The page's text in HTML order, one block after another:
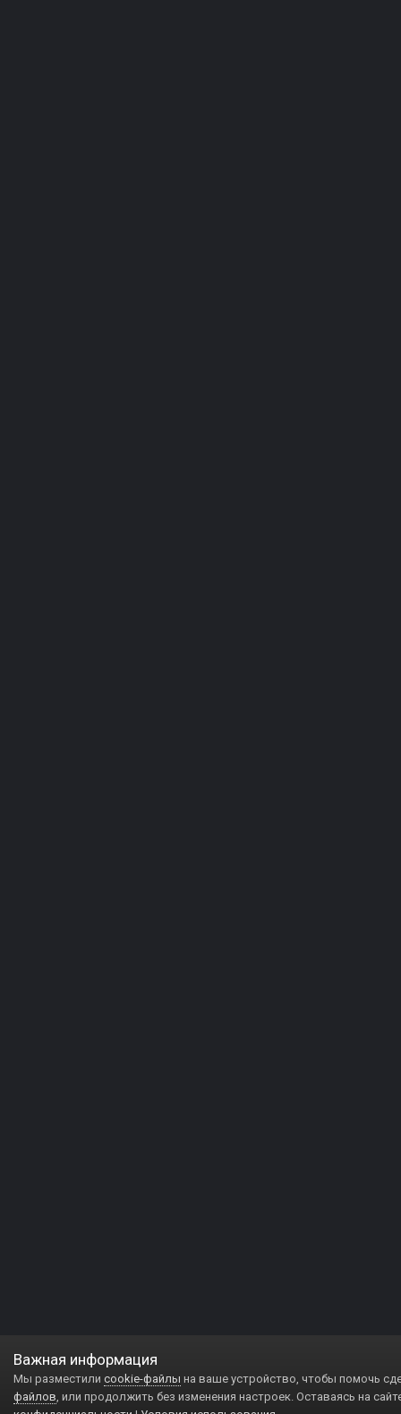
Важная информация
Мы разместили cookie-файлы на ваше устройство, чтобы помочь
файлов, или продолжить без изменения настроек. Оставаясь на